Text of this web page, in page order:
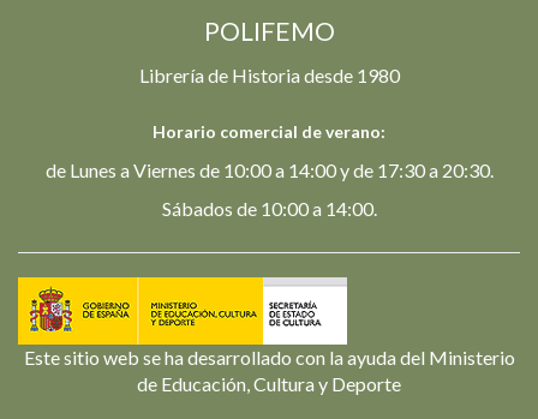
POLIFEMO
Librería de Historia desde 1980
Horario comercial de verano:
de Lunes a Viernes de 10:00 a 14:00 y de 17:30 a 20:30.
Sábados de 10:00 a 14:00.
Este sitio web se ha desarrollado con la ayuda del Ministerio
de Educación, Cultura y Deporte